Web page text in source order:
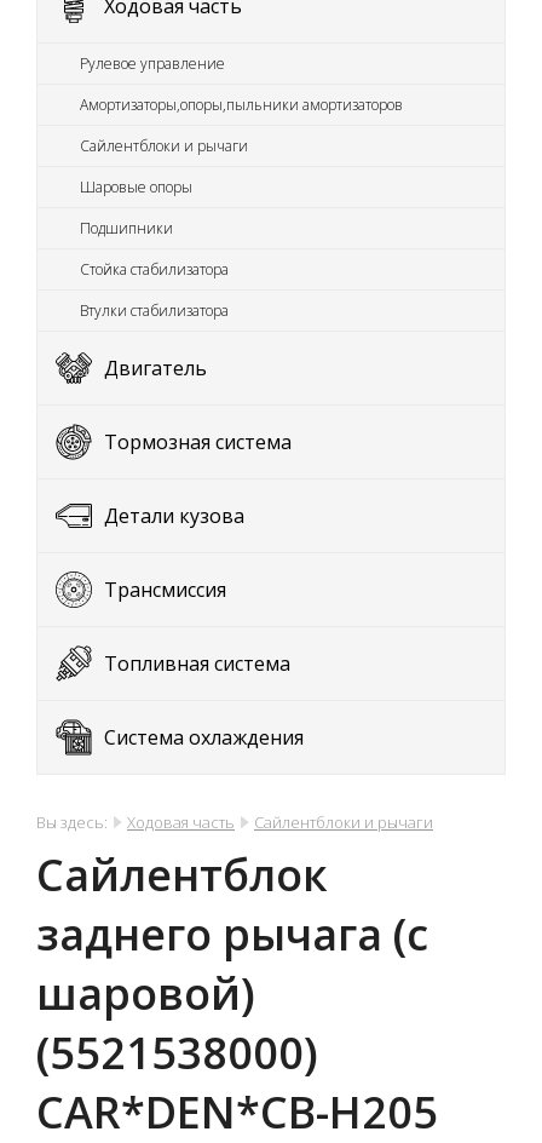
Ходовая часть
Рулевое управление
Амортизаторы,опоры,пыльники амортизаторов
Сайлентблоки и рычаги
Шаровые опоры
Подшипники
Стойка стабилизатора
Втулки стабилизатора
Двигатель
Тормозная система
Детали кузова
Трансмиссия
Топливная система
Система охлаждения
Вы здесь: Ходовая часть Сайлентблоки и рычаги
Сайлентблок
заднего рычага (с
шаровой)
(5521538000)
CAR*DEN*CB-H205